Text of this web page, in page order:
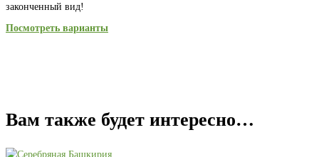
законченный вид!
Посмотреть варианты
Вам также будет интересно…